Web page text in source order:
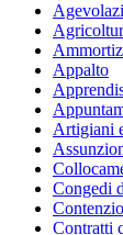
Appalto
Artigiani
Congedi
Contratti